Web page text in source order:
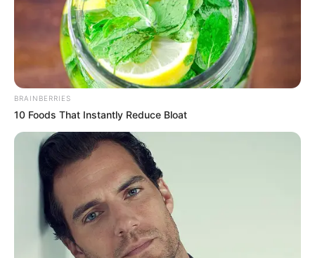
Como fazer laço de fita – Passo a passo
Laço simples
Laço duplo
Laço formosura de gorgurão
Laço simples franzido duplo
Laço boutique
para copiar
Qual fita escolher?
No mercado é possível encontrar fitas de todos
os tipos, texturas, acabamentos e detalhes. Com
tanta variedade, é normal se sentir perdida nesse
processo.
BRAINBERRIES
10 Foods That Instantly Reduce Bloat